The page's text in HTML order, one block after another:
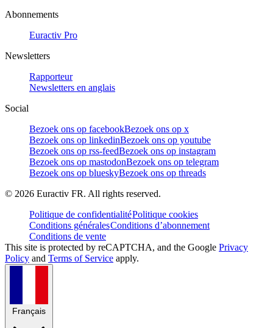
Abonnements
Euractiv Pro
Newsletters
Rapporteur
Newsletters en anglais
Social
Bezoek ons op facebookBezoek ons op x
Bezoek ons op linkedinBezoek ons op youtube
Bezoek ons op rss-feedBezoek ons op instagram
Bezoek ons op mastodonBezoek ons op telegram
Bezoek ons op blueskyBezoek ons op threads
© 2026 Euractiv FR. All rights reserved.
Politique de confidentialitéPolitique cookies
Conditions généralesConditions d’abonnement
Conditions de vente
This site is protected by reCAPTCHA, and the Google Privacy
Policy and Terms of Service apply.
Français